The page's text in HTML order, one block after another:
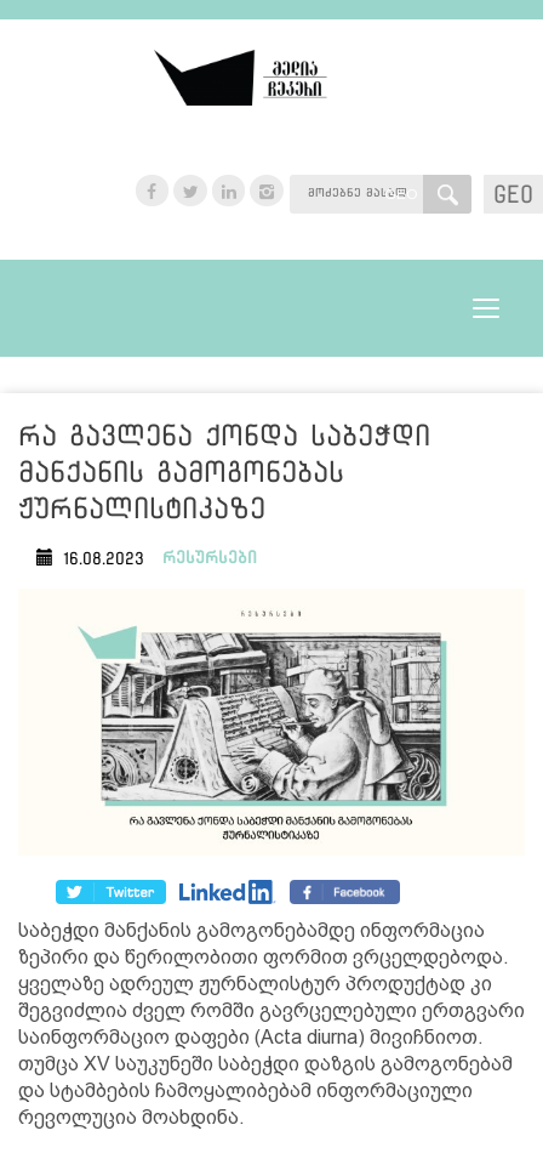
GEO
GEO
Toggle
რა გავლენა ქონდა საბეჭდი
მანქანის გამოგონებას
ჟურნალისტიკაზე
16.08.2023 რესურსები
საბეჭდი მანქანის გამოგონებამდე ინფორმაცია
ზეპირი და წერილობითი ფორმით ვრცელდებოდა.
ყველაზე ადრეულ ჟურნალისტურ პროდუქტად კი
შეგვიძლია ძველ რომში გავრცელებული ერთგვარი
საინფორმაციო დაფები (Acta diurna) მივიჩნიოთ.
თუმცა XV საუკუნეში საბეჭდი დაზგის გამოგონებამ
და სტამბების ჩამოყალიბებამ ინფორმაციული
რევოლუცია მოახდინა.